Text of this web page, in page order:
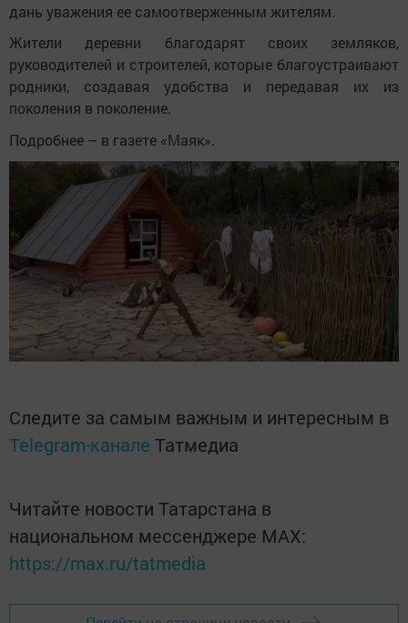
дань уважения ее самоотверженным жителям.
Жители деревни благодарят своих земляков,
руководителей и строителей, которые благоустраивают
родники, создавая удобства и передавая их из
поколения в поколение.
Подробнее – в газете «Маяк».
Следите за самым важным и интересным в
Telegram-канале Татмедиа
Читайте новости Татарстана в
национальном мессенджере MАХ:
https://max.ru/tatmedia